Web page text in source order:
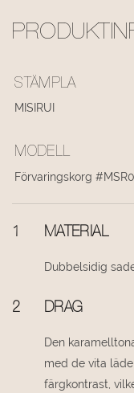
STÄMPLA
MISIRUI
MODELL
Förvaringskorg
1 MATERIAL
Dubbelsidig
2 DRAG
Den
med de vita
färgkontrast,